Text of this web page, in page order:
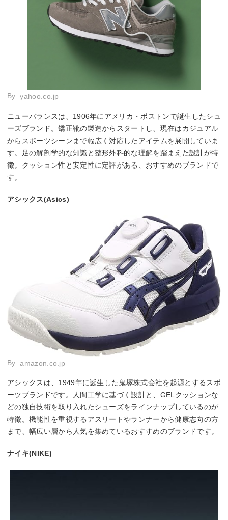
By:yahoo.co.jp
ニューバランスは、1906年にアメリカ・ボストンで誕生したシュ
ーズブランド。矯正靴の製造からスタートし、現在はカジュアル
からスポーツシーンまで幅広く対応したアイテムを展開していま
す。足の解剖学的な知識と整形外科的な理解を踏まえた設計が特
徴。クッション性と安定性に定評がある、おすすめのブランドで
す。
アシックス(Asics)
By:amazon.co.jp
アシックスは、1949年に誕生した鬼塚株式会社を起源とするスポ
ーツブランドです。人間工学に基づく設計と、GELクッションな
どの独自技術を取り入れたシューズをラインナップしているのが
特徴。機能性を重視するアスリートやランナーから健康志向の方
まで、幅広い層から人気を集めているおすすめのブランドです。
ナイキ(NIKE)